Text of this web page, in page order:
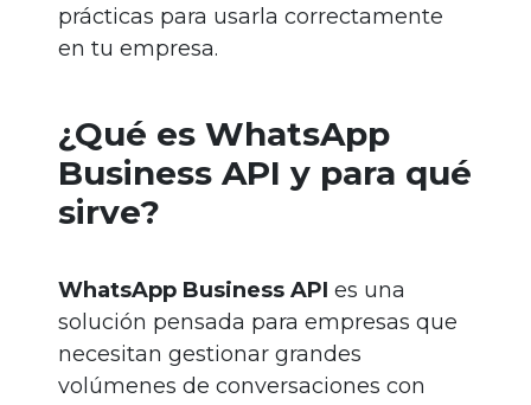
prácticas para usarla correctamente
en tu empresa.
¿Qué es WhatsApp
Business API y para qué
sirve?
WhatsApp Business API es una
solución pensada para empresas que
necesitan gestionar grandes
volúmenes de conversaciones con